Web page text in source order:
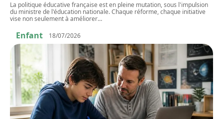
La politique éducative française est en pleine mutation, sous l'impulsion
du ministre de l'éducation nationale. Chaque réforme, chaque initiative
vise non seulement à améliorer…
Enfant 18/07/2026